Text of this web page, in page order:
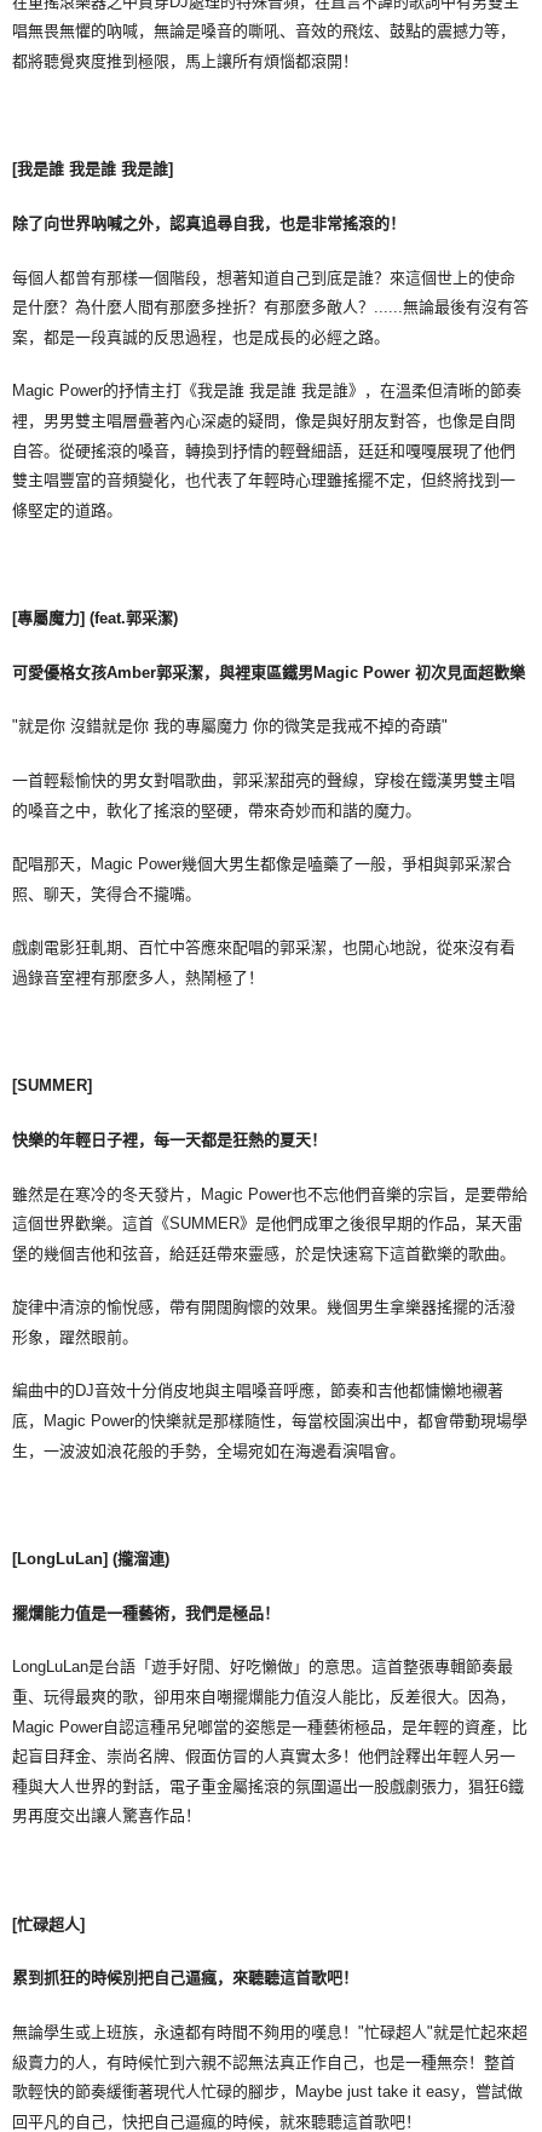
唱無畏無懼的吶喊，無論是嗓音的嘶吼、音效的飛炫、鼓點的震撼力等，
都將聽覺爽度推到極限，馬上讓所有煩惱都滾開！
[我是誰 我是誰 我是誰]
除了向世界吶喊之外，認真追尋自我，也是非常搖滾的！
每個人都曾有那樣一個階段，想著知道自己到底是誰？來這個世上的使命
是什麼？為什麼人間有那麼多挫折？有那麼多敵人？......無論最後有沒有答
案，都是一段真誠的反思過程，也是成長的必經之路。
Magic Power的抒情主打《我是誰 我是誰 我是誰》，在溫柔但清晰的節奏
裡，男男雙主唱層疊著內心深處的疑問，像是與好朋友對答，也像是自問
自答。從硬搖滾的嗓音，轉換到抒情的輕聲細語，廷廷和嘎嘎展現了他們
雙主唱豐富的音頻變化，也代表了年輕時心理雖搖擺不定，但終將找到一
條堅定的道路。
[專屬魔力] (feat.郭采潔)
可愛優格女孩Amber郭采潔，與裡東區鐵男Magic Power 初次見面超歡樂
"就是你 沒錯就是你 我的專屬魔力 你的微笑是我戒不掉的奇蹟"
一首輕鬆愉快的男女對唱歌曲，郭采潔甜亮的聲線，穿梭在鐵漢男雙主唱
的嗓音之中，軟化了搖滾的堅硬，帶來奇妙而和諧的魔力。
配唱那天，Magic Power幾個大男生都像是嗑藥了一般，爭相與郭采潔合
照、聊天，笑得合不攏嘴。
戲劇電影狂軋期、百忙中答應來配唱的郭采潔，也開心地說，從來沒有看
過錄音室裡有那麼多人，熱鬧極了！
[SUMMER]
快樂的年輕日子裡，每一天都是狂熱的夏天！
雖然是在寒冷的冬天發片，Magic Power也不忘他們音樂的宗旨，是要帶給
這個世界歡樂。這首《SUMMER》是他們成軍之後很早期的作品，某天雷
堡的幾個吉他和弦音，給廷廷帶來靈感，於是快速寫下這首歡樂的歌曲。
旋律中清涼的愉悅感，帶有開闊胸懷的效果。幾個男生拿樂器搖擺的活潑
形象，躍然眼前。
編曲中的DJ音效十分俏皮地與主唱嗓音呼應，節奏和吉他都慵懶地襯著
底，Magic Power的快樂就是那樣隨性，每當校園演出中，都會帶動現場學
生，一波波如浪花般的手勢，全場宛如在海邊看演唱會。
[LongLuLan] (攏溜連)
擺爛能力值是一種藝術，我們是極品！
LongLuLan是台語「遊手好閒、好吃懶做」的意思。這首整張專輯節奏最
重、玩得最爽的歌，卻用來自嘲擺爛能力值沒人能比，反差很大。因為，
Magic Power自認這種吊兒啷當的姿態是一種藝術極品，是年輕的資產，比
起盲目拜金、崇尚名牌、假面仿冒的人真實太多！他們詮釋出年輕人另一
種與大人世界的對話，電子重金屬搖滾的氛圍逼出一股戲劇張力，猖狂6鐵
男再度交出讓人驚喜作品！
[忙碌超人]
累到抓狂的時候別把自己逼瘋，來聽聽這首歌吧！
無論學生或上班族，永遠都有時間不夠用的嘆息！"忙碌超人"就是忙起來超
級賣力的人，有時候忙到六親不認無法真正作自己，也是一種無奈！整首
歌輕快的節奏緩衝著現代人忙碌的腳步，Maybe just take it easy，嘗試做
回平凡的自己，快把自己逼瘋的時候，就來聽聽這首歌吧！